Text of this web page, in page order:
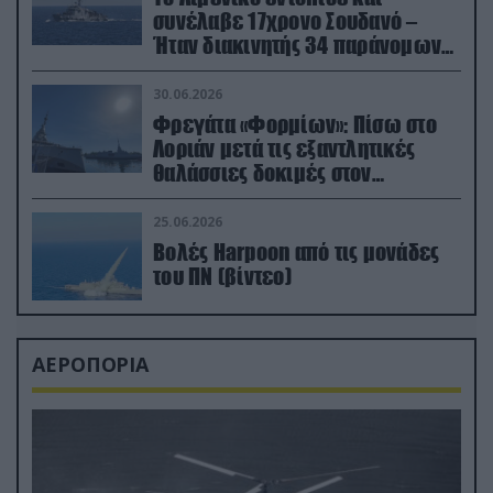
συνέλαβε 17χρονο Σουδανό –
Ήταν διακινητής 34 παράνομων
μεταναστών
30.06.2026
Φρεγάτα «Φορμίων»: Πίσω στο
Λοριάν μετά τις εξαντλητικές
θαλάσσιες δοκιμές στον
απαιτητικό Βισκαϊκό
25.06.2026
Βολές Harpoon από τις μονάδες
του ΠΝ (βίντεο)
ΑΕΡΟΠΟΡΙΑ